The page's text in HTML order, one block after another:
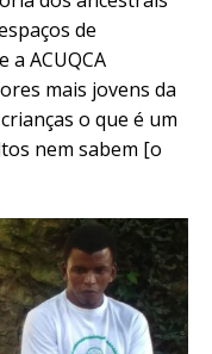
de
a ACUQCA
mais jovens da
o que é um
nem sabem [o